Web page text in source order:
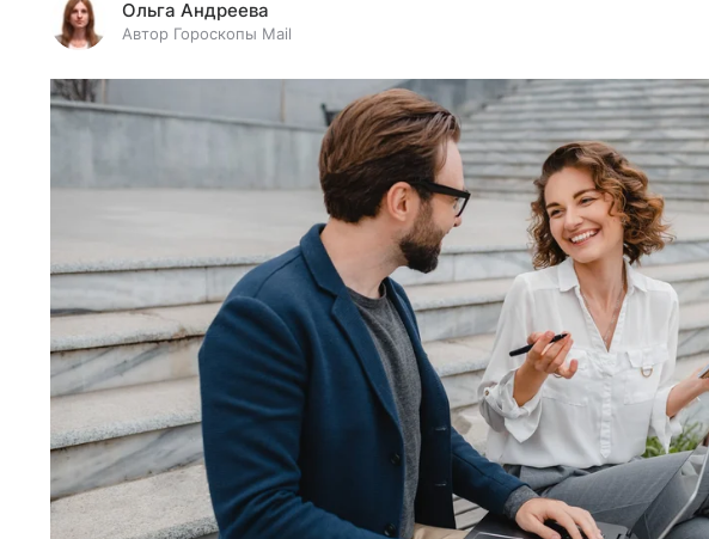
Ольга Андреева
Автор Гороскопы Mail